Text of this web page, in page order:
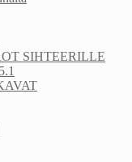
SIHTEERILLE